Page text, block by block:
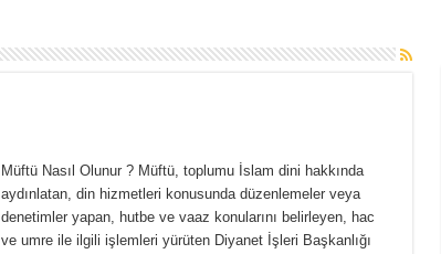
Müftü Nasıl Olunur ? Müftü, toplumu İslam dini hakkında
aydınlatan, din hizmetleri konusunda düzenlemeler veya
denetimler yapan, hutbe ve vaaz konularını belirleyen, hac
ve umre ile ilgili işlemleri yürüten Diyanet İşleri Başkanlığı